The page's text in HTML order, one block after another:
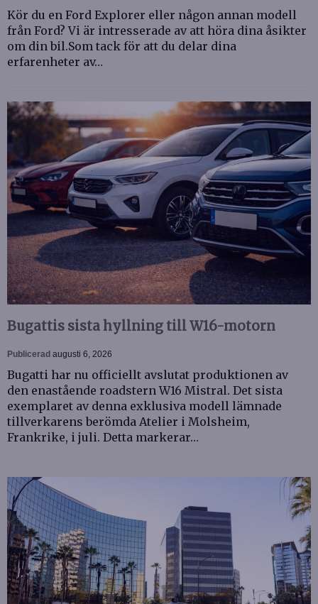
Kör du en Ford Explorer eller någon annan modell
från Ford? Vi är intresserade av att höra dina åsikter
om din bil.Som tack för att du delar dina
erfarenheter av…
Bugattis sista hyllning till W16-motorn
Publicerad augusti 6, 2026
Bugatti har nu officiellt avslutat produktionen av
den enastående roadstern W16 Mistral. Det sista
exemplaret av denna exklusiva modell lämnade
tillverkarens berömda Atelier i Molsheim,
Frankrike, i juli. Detta markerar…